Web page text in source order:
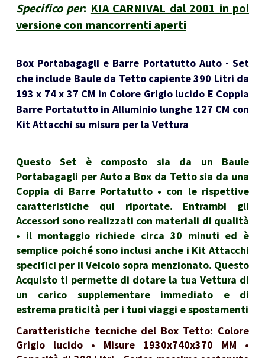
Specifico per: KIA CARNIVAL dal 2001 in poi
versione con mancorrenti aperti
Box Portabagagli e Barre Portatutto Auto - Set
che include Baule da Tetto capiente 390 Litri da
193 x 74 x 37 CM in Colore Grigio lucido E Coppia
Barre Portatutto in Alluminio lunghe 127 CM con
Kit Attacchi su misura per la Vettura
Questo Set è composto sia da un Baule
Portabagagli per Auto a Box da Tetto sia da una
Coppia di Barre Portatutto • con le rispettive
caratteristiche qui riportate. Entrambi gli
Accessori sono realizzati con materiali di qualità
• il montaggio richiede circa 30 minuti ed è
semplice poiché sono inclusi anche i Kit Attacchi
specifici per il Veicolo sopra menzionato. Questo
Acquisto ti permette di dotare la tua Vettura di
un carico supplementare immediato e di
estrema praticità per i tuoi viaggi e spostamenti
Caratteristiche tecniche del Box Tetto: Colore
Grigio lucido • Misure 1930x740x370 MM •